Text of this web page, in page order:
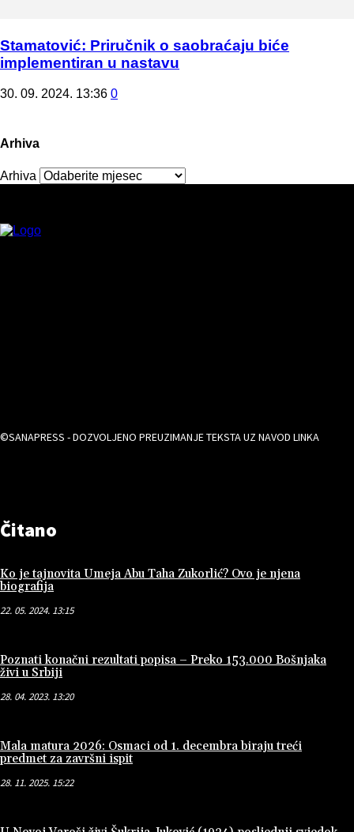
Stamatović: Priručnik o saobraćaju biće
implementiran u nastavu
30. 09. 2024. 13:36 0
Arhiva
Arhiva
©SANAPRESS - DOZVOLJENO PREUZIMANJE TEKSTA UZ NAVOD LINKA
Čitano
Ko je tajnovita Umeja Abu Taha Zukorlić? Ovo je njena
biografija
22. 05. 2024. 13:15
Poznati konačni rezultati popisa – Preko 153.000 Bošnjaka
živi u Srbiji
28. 04. 2023. 13:20
Mala matura 2026: Osmaci od 1. decembra biraju treći
predmet za završni ispit
28. 11. 2025. 15:22